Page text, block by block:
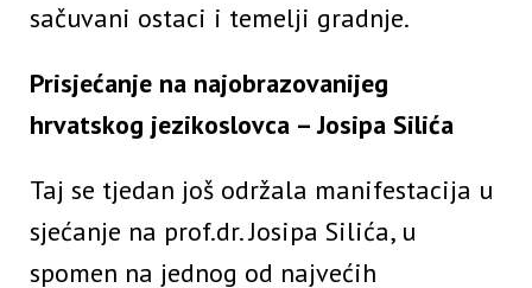
sačuvani ostaci i temelji gradnje.
Prisjećanje na najobrazovanijeg
hrvatskog jezikoslovca – Josipa Silića
Taj se tjedan još održala manifestacija u
sjećanje na prof.dr. Josipa Silića, u
spomen na jednog od najvećih